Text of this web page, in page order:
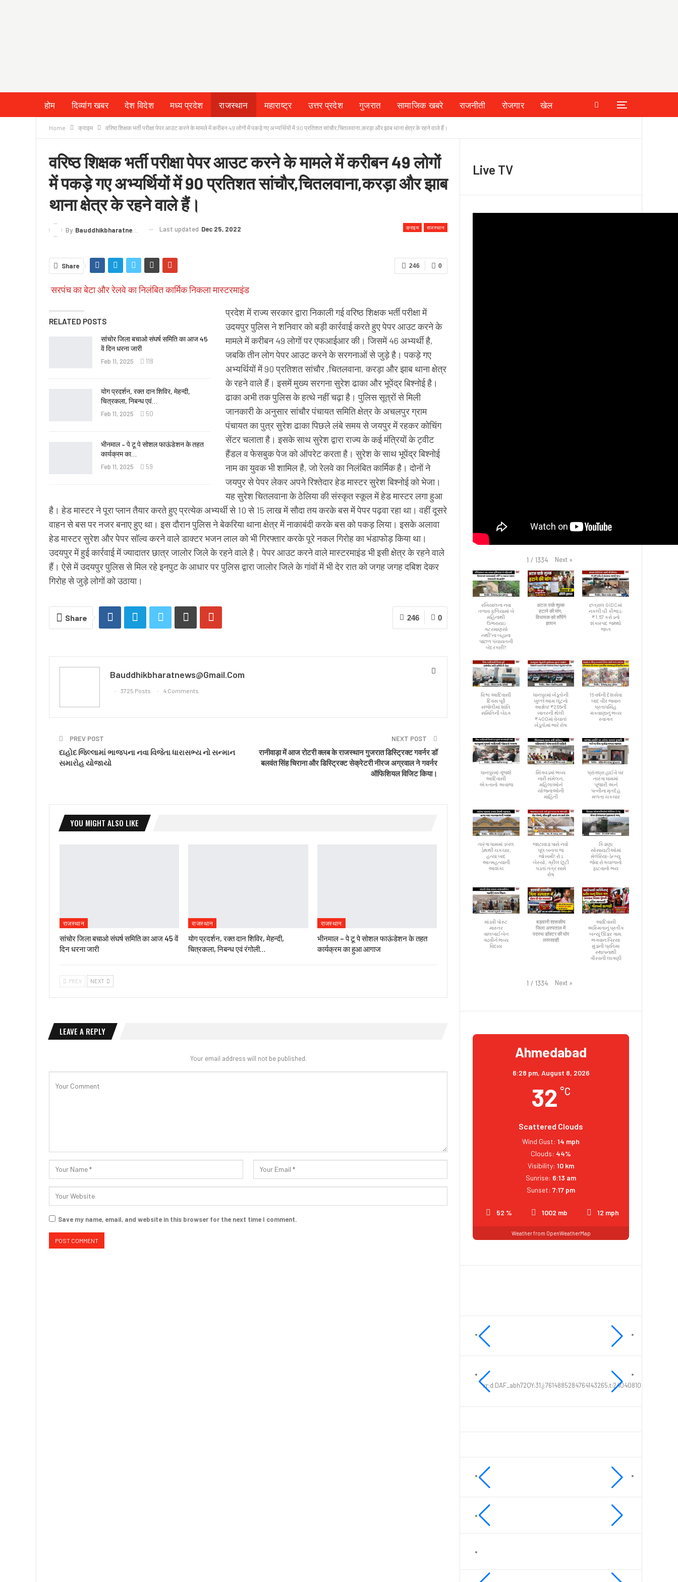
होम दिव्यांग खबर देश विदेश मध्य प्रदेश राजस्थान महाराष्ट्र उत्तर प्रदेश गुजरात सामाजिक खबरे राजनीती रोजगार
खेल
क्राइम
लेख/काव्य शिक्षा LIVE TV TERMS & CONDITION
Home क्राइम वरिष्ठ शिक्षक भर्ती परीक्षा पेपर आउट करने के मामले में करीबन 49 लोगों में पकड़े गए अभ्यर्थियों में 90 प्रतिशत सांचौर,चितलवाना,करड़ा और झाब थाना क्षेत्र के रहने वाले हैं।
वरिष्ठ शिक्षक भर्ती परीक्षा पेपर आउट करने के मामले में करीबन 49 लोगों
में पकड़े गए अभ्यर्थियों में 90 प्रतिशत सांचौर,चितलवाना,करड़ा और झाब
थाना क्षेत्र के रहने वाले हैं।
क्राइम राजस्थान
By Bauddhikbharatnews@gmail.com Last updated Dec 25, 2022
0
246
Share
सरपंच का बेटा और रेलवे का निलंबित कार्मिक निकला मास्टरमाइंड
RELATED POSTS
सांचोर जिला बचाओ संघर्ष समिति का आज 45
वें दिन धरना जारी
Feb 11, 2025 118
योग प्रदर्शन, रक्त दान शिविर, मेहन्दी,
चित्रकला, निबन्ध एवं…
Feb 11, 2025 50
भीनमाल – पे टू पे सोशल फाऊंडेशन के तहत
कार्यक्रम का…
Feb 11, 2025 59
प्रदेश में राज्य सरकार द्वारा निकाली गई वरिष्ठ शिक्षक भर्ती परीक्षा में
उदयपुर पुलिस ने शनिवार को बड़ी कार्रवाई करते हुए पेपर आउट करने के
मामले में करीबन 49 लोगों पर एफआईआर की। जिसमें 46 अभ्यर्थी है,
जबकि तीन लोग पेपर आउट करने के सरगनाओं से जुड़े है। पकड़े गए
अभ्यर्थियों में 90 प्रतिशत सांचौर ,चितलवाना, करड़ा और झाब थाना क्षेत्र
के रहने वाले हैं। इसमें मुख्य सरगना सुरेश ढाका और भूपेंद्र बिश्नोई है।
ढाका अभी तक पुलिस के हत्थे नहीं चढ़ा है। पुलिस सूत्रों से मिली
जानकारी के अनुसार सांचौर पंचायत समिति क्षेत्र के अचलपुर ग्राम
पंचायत का पुत्र सुरेश ढाका पिछले लंबे समय से जयपुर में रहकर कोचिंग
सेंटर चलाता है। इसके साथ सुरेश द्वारा राज्य के कई मंत्रियों के ट्वीट
हैंडल व फेसबुक पेज को ऑपरेट करता है। सुरेश के साथ भूपेंद्र बिश्नोई
नाम का युवक भी शामिल है, जो रेलवे का निलंबित कार्मिक है। दोनों ने
जयपुर से पेपर लेकर अपने रिश्तेदार हेड मास्टर सुरेश बिश्नोई को भेजा।
यह सुरेश चितलवाना के ठेलिया की संस्कृत स्कूल में हेड मास्टर लगा हुआ
है। हेड मास्टर ने पूरा प्लान तैयार करते हुए प्रत्येक अभ्यर्थी से 10 से 15 लाख में सौदा तय करके बस में पेपर पढ़वा रहा था। वहीं दूसरे
वाहन से बस पर नजर बनाए हुए था। इस दौरान पुलिस ने बेकरिया थाना क्षेत्र में नाकाबंदी करके बस को पकड़ लिया। इसके अलावा
हेड मास्टर सुरेश और पेपर सॉल्व करने वाले डाक्टर भजन लाल को भी गिरफ्तार करके पूरे नकल गिरोह का भंडाफोड़ किया था।
उदयपुर में हुई कार्रवाई में ज्यादातर छात्र जालोर जिले के रहने वाले है। पेपर आउट करने वाले मास्टरमाइंड भी इसी क्षेत्र के रहने वाले
हैं। ऐसे में उदयपुर पुलिस से मिल रहे इनपुट के आधार पर पुलिस द्वारा जालोर जिले के गांवों में भी देर रात को जगह जगह दबिश देकर
गिरोह से जुड़े लोगों को उठाया।
0
246
Share
Bauddhikbharatnews@gmail.com
3725 Posts 4 Comments
PREV POST
દાહોદ જિલ્લામાં ભાજપના નવા વિજેતા ધારાસભ્ય નો સન્માન
સમારોહ યોજાયો
NEXT POST
रानीवाड़ा में आज रोटरी क्लब के राजस्थान गुजरात डिस्ट्रिक्ट गवर्नर डॉ
बलवंत सिंह चिराना और डिस्ट्रिक्ट सेक्रेटरी नीरज अग्रवाल ने गवर्नर
ऑफिशियल विजिट किया।
YOU MIGHT ALSO LIKE
राजस्थान
सांचोर जिला बचाओ संघर्ष समिति का आज 45 वें
दिन धरना जारी
राजस्थान
योग प्रदर्शन, रक्त दान शिविर, मेहन्दी,
चित्रकला, निबन्ध एवं रंगोली…
राजस्थान
भीनमाल – पे टू पे सोशल फाऊंडेशन के तहत
कार्यक्रम का हुआ आगाज
PREV NEXT
LEAVE A REPLY
Your email address will not be published.
Save my name, email, and website in this browser for the next time I comment.
Live TV
1 / 1334 Next »
રખિયાલના નવા
તળાવ ફળિયામાં બે
મહિનાથી
ઉભરાયઇ
ગટરમાણસો
નથી”ના બહાના
પાછળ પંચાયતની
બેદરકારી?
अटल पार्क शुल्क
हटाने की मांग,
विधायक को सौंपेंगे
ज्ञापन
છત્રાલ GIDCમાં
નકલી ઘી કૌભાંડ:
₹1.67 કરોડનો
શંકાસ્પદ જથ્થો
જપ્ત
વિશ્વ આદિવાસી
દિવસ પૂર્વે
સંજેલીમાં શાંતિ
સમિતિની બેઠક
ધાનપુરમાં ખેડૂતોની
ખુલ્લેઆમ લૂંટનો
આક્ષેપ! ₹266ની
ખાતરની થેલી
₹400માં વેચાતાં
ખેડૂતોમાં ભારે રોષ
16 વર્ષની દેશસેવા
બાદ વીર જવાન
પ્રતાપસિંહ
મકવાણાનું ભવ્ય
સ્વાગત
ધાનપુરમાં ગૂંજશે
આદિવાસી
એકતાનો અવાજ
સિંગવડમાં ભવ્ય
નારી સંમેલન,
મહિલાઓને
યોજનાઓની
માહિતી
ધ્રાંગધ્રા હાઈવે પર
તારંગા ધામમાં
પૂજારી અને
પત્નીના મૃતદેહ
મળતા ચકચાર
તારંગા ધામમાં ડબલ
ડેથથી ચકચાર,
હત્યા બાદ
આત્મહત્યાની
આશંકા
જાટાવાડા પાસે નવો
પૂલ બનતા જ
જોખમી! રોડ
બેસ્યો, ગ્રીલ છૂટી
પડતાં તંત્ર સામે
રોષ
કિડાણા
સોસાયટીઓમાં
મેલેરિયા-ડેન્ગ્યુ
જેવા રોગચાળાનો
ફાટવાનો ભય
માંડવી પોસ્ટ
માસ્તર
વાલબાઈબેન
ગઢવીને ભવ્ય
વિદાય
बड़वानी शासकीय
जिला अस्पताल में
पदस्थ डॉक्टर की घोर
लापरवाही
આદિવાસી
અસ્મિતાનું પ્રતીક
બન્યું ઊંડાર ગામ,
ભગવાન બિરસા
મુંડાની પ્રતિમા
સ્થાપનાથી
ગૌરવની લાગણી
1 / 1334 Next »
Ahmedabad
6:28 pm, August 8, 2026
32 °C
Scattered Clouds
52 % 1002 mb 12 mph
Wind Gust: 14 mph
Clouds: 44%
Visibility: 10 km
Sunrise: 6:13 am
Sunset: 7:17 pm
Weather from OpenWeatherMap
xr:d:DAF_abh72QY:31,j:7614885284764143265,t:24040810